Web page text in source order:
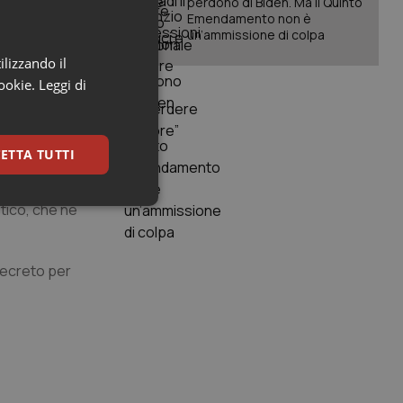
dello
rete
per la
di
cura e la
e le
con i
che ne
per
Emendamento non è
un’ammissione di colpa
il
Leggi di
TUTTI